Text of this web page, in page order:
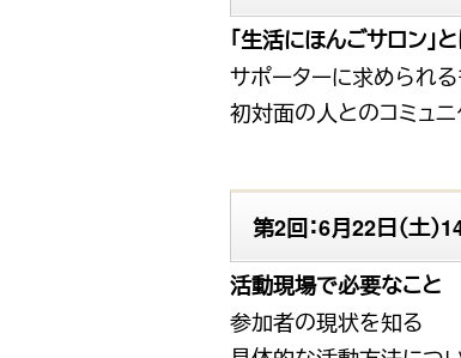
「生活にほんごサロン」
サポーターに求められ
初対面の人とのコミュニ
第2回：6月22日（土
活動現場で必要なこと
参加者の現状を知る